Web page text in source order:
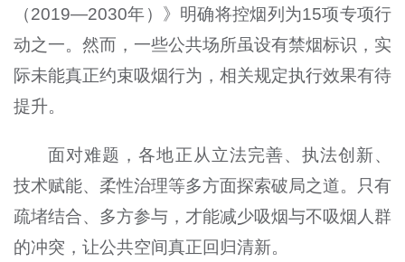
（2019—2030年）》明确将控烟列为15项专项行
动之一。然而，一些公共场所虽设有禁烟标识，实
际未能真正约束吸烟行为，相关规定执行效果有待
提升。
面对难题，各地正从立法完善、执法创新、
技术赋能、柔性治理等多方面探索破局之道。只有
疏堵结合、多方参与，才能减少吸烟与不吸烟人群
的冲突，让公共空间真正回归清新。